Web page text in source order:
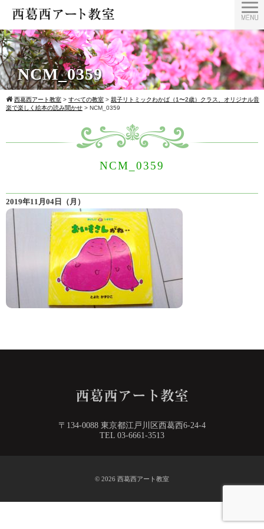
NCM_0359
西葛西アート教室 > すべての教室 > 親子リトミックわかば（1〜2歳）クラス、オリジナル音
楽で楽しく絵本の読み聞かせ > NCM_0359
NCM_0359
2019年11月04日（月）
〒134-0088 東京都江戸川区西葛西6-24-4
TEL 03-6661-3513
© 2026 西葛西アート教室